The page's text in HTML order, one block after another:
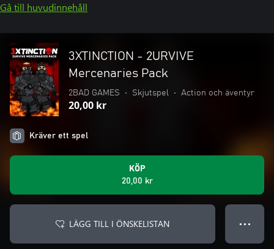
Gå till huvudinnehåll
3XTINCTION - 2URVIVE
Mercenaries Pack
2BAD GAMES • Skjutspel • Action och äventyr
20,00 kr
Kräver ett spel
KÖP
20,00 kr
LÄGG TILL I ÖNSKELISTAN ● ● ●